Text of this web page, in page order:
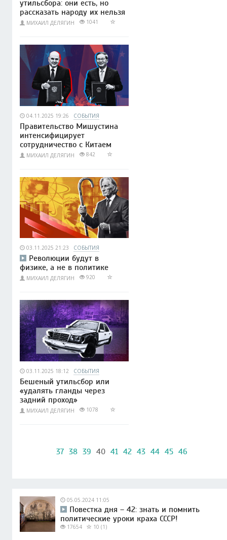
утильсбора: они есть, но
рассказать народу их нельзя
МИХАИЛ ДЕЛЯГИН 1041
04.11.2025 19:26 СОБЫТИЯ
Правительство Мишустина
интенсифицирует
сотрудничество с Китаем
МИХАИЛ ДЕЛЯГИН 842
03.11.2025 21:23 СОБЫТИЯ
Революции будут в
физике, а не в политике
МИХАИЛ ДЕЛЯГИН 920
03.11.2025 18:12 СОБЫТИЯ
Бешеный утильсбор или
«удалять гланды через
задний проход»
МИХАИЛ ДЕЛЯГИН 1078
37 38 39 40 41 42 43 44 45 46
05.05.2024 11:05
Повестка дня – 42: знать и помнить
политические уроки краха СССР!
17654 10 (1)